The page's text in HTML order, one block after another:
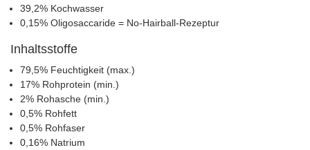
39,2% Kochwasser
0,15% Oligosaccaride = No-Hairball-Rezeptur
Inhaltsstoffe
79,5% Feuchtigkeit (max.)
17% Rohprotein (min.)
2% Rohasche (min.)
0,5% Rohfett
0,5% Rohfaser
0,16% Natrium